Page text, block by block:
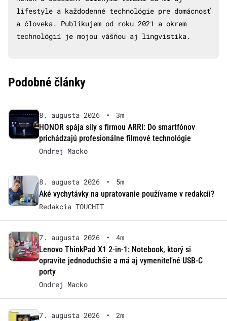
lifestyle a každodenné technológie pre domácnosť
a človeka. Publikujem od roku 2021 a okrem
technológií je mojou vášňou aj lingvistika.
Podobné články
8. augusta 2026 •
3m
HONOR spája sily s firmou ARRI: Do smartfónov
prichádzajú profesionálne filmové technológie
Ondrej Macko
8. augusta 2026 •
5m
Aké vychytávky na upratovanie používame v redakcii?
Redakcia TOUCHIT
7. augusta 2026 •
4m
Lenovo ThinkPad X1 2-in-1: Notebook, ktorý si
opravíte jednoduchšie a má aj vymeniteľné USB-C
porty
Ondrej Macko
7. augusta 2026 •
2m